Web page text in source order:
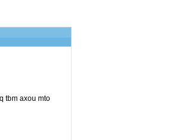
tbm axou mto